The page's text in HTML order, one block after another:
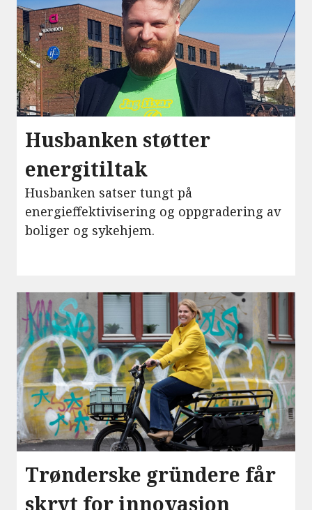
Husbanken støtter
energitiltak
Husbanken satser tungt på
energieffektivisering og oppgradering av
boliger og sykehjem.
Trønderske gründere får
skryt for innovasjon